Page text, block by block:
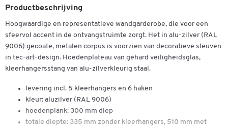
Productbeschrijving
Hoogwaardige en representatieve wandgarderobe, die voor een
sfeervol accent in de ontvangstruimte zorgt. Het in alu-zilver (RAL
9006) gecoate, metalen corpus is voorzien van decoratieve sleuven
in tec-art-design. Hoedenplateau van gehard veiligheidsglas,
kleerhangersstang van alu-zilverkleurig staal.
levering incl. 5 kleerhangers en 6 haken
kleur: aluzilver (RAL 9006)
hoedenplank: 300 mm diep
totale diepte: 335 mm zonder kleerhangers, 510 mm met